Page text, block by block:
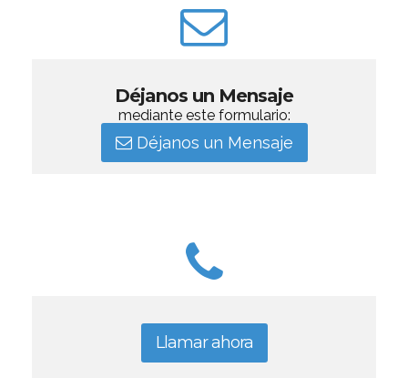
Déjanos un Mensaje
mediante este formulario:
Déjanos un Mensaje
Llamar ahora